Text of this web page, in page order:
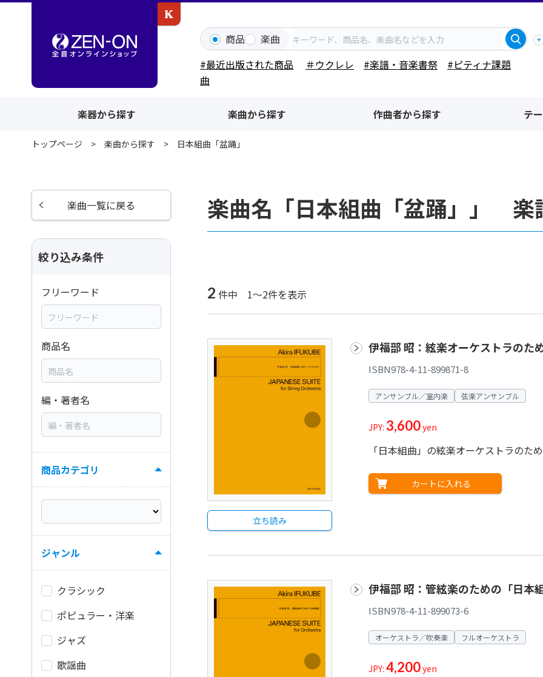
商品
楽曲
#最近出版された商品
＃ウクレレ #楽譜・音楽書祭
#ピティナ課題
曲
楽器から探す 楽曲から探す 作曲者から探す テ
トップページ 楽曲から探す 日本組曲「盆踊」
楽曲名「日本組曲「盆踊」」 楽
2 件中 1～2件を表示
立ち読み
伊福部 昭：絃楽オーケストラのた
ISBN978-4-11-899871-8
アンサンブル／室内楽 弦楽アンサンブル
JPY: 3,600yen
「日本組曲」の絃楽オーケストラのた
カートに入れる
伊福部 昭：管絃楽のための「日本
ISBN978-4-11-899073-6
オーケストラ／吹奏楽 フルオーケストラ
JPY: 4,200yen
楽曲一覧に戻る
絞り込み条件
フリーワード
商品名
編・著者名
商品カテゴリ
ジャンル
クラシック
ポピュラー・洋楽
ジャズ
歌謡曲